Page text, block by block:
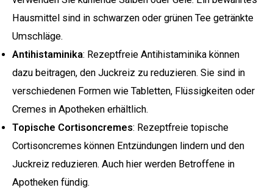
Hausmittel sind in schwarzen oder grünen Tee getränkte
Umschläge.
Antihistaminika: Rezeptfreie Antihistaminika können
dazu beitragen, den Juckreiz zu reduzieren. Sie sind in
verschiedenen Formen wie Tabletten, Flüssigkeiten oder
Cremes in Apotheken erhältlich.
Topische Cortisoncremes: Rezeptfreie topische
Cortisoncremes können Entzündungen lindern und den
Juckreiz reduzieren. Auch hier werden Betroffene in
Apotheken fündig.